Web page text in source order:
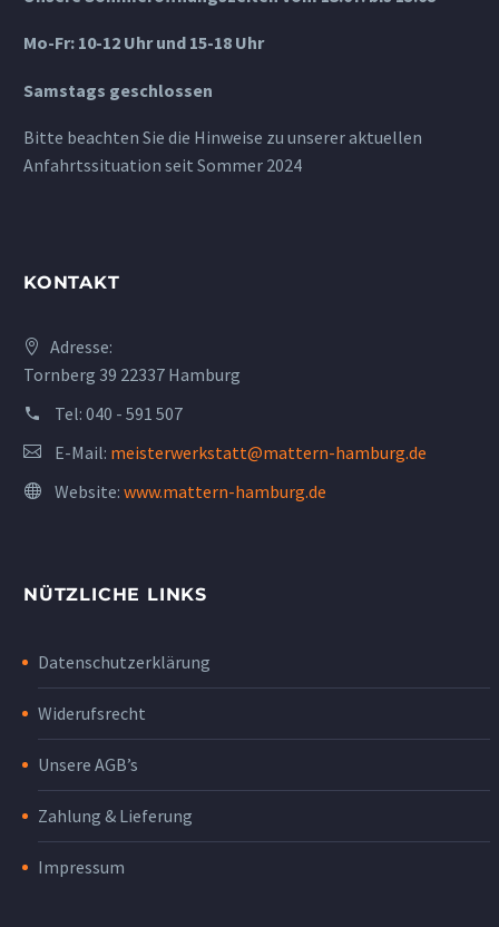
Mo-Fr: 10-12 Uhr und 15-18 Uhr
Samstags geschlossen
Bitte beachten Sie die Hinweise zu unserer aktuellen
Anfahrtssituation seit Sommer 2024
KONTAKT
Adresse:
Tornberg 39 22337 Hamburg
Tel: 040 - 591 507
E-Mail: meisterwerkstatt@mattern-hamburg.de
Website: www.mattern-hamburg.de
NÜTZLICHE LINKS
Datenschutzerklärung
Widerufsrecht
Unsere AGB’s
Zahlung & Lieferung
Impressum